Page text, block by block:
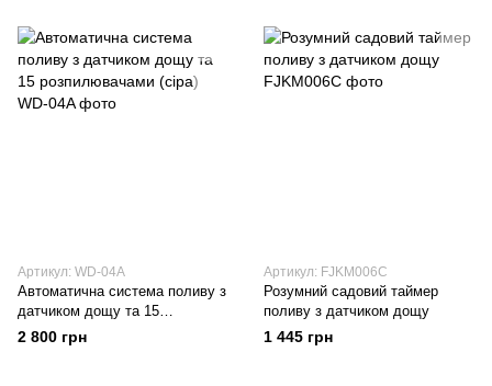
Артикул: WD-04A
Автоматична система поливу з
датчиком дощу та 15
розпилювачами (сіра)
2 800 грн
Артикул: FJKM006C
Розумний садовий таймер
поливу з датчиком дощу
1 445 грн